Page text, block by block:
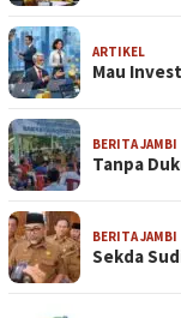
ARTIKEL
Mau
BERITA JAMBI
Tanpa
BERITA JAMBI
Sekda